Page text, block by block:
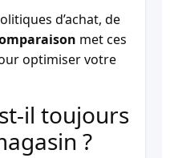
d’achat, de
met ces
optimiser votre
il toujours
?